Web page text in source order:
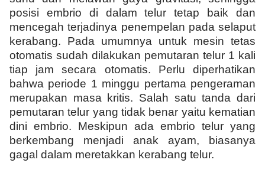
posisi embrio di dalam telur tetap baik dan
mencegah terjadinya penempelan pada selaput
kerabang. Pada umumnya untuk mesin tetas
otomatis sudah dilakukan pemutaran telur 1 kali
tiap jam secara otomatis. Perlu diperhatikan
bahwa periode 1 minggu pertama pengeraman
merupakan masa kritis. Salah satu tanda dari
pemutaran telur yang tidak benar yaitu kematian
dini embrio. Meskipun ada embrio telur yang
berkembang menjadi anak ayam, biasanya
gagal dalam meretakkan kerabang telur.